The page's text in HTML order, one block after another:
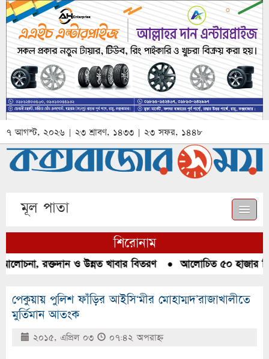
৭ আগস্ট, ২০২৬ | ২৩ শ্রাবণ, ১৪৩৩ | ২৩ সফর, ১৪৪৮
মূল পাতা
শিরোনাম
রক্তদান ও উন্নত খাবার বিতরণ● আলোচিত ৫০ হাজার
পেকুয়ায় পুলিশ ফাঁড়ির আইসি‘মীর মোহাম্মদ’রাজাখালীতে
মুর্তিমান আতংক
২০১৫, এপ্রিল ০৩ ০৭:৪২ অপরাহ্ণ